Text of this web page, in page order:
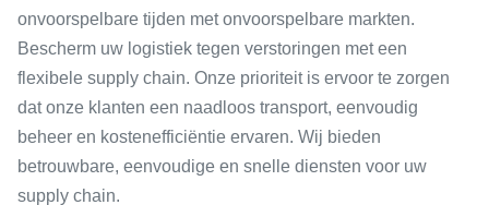
onvoorspelbare tijden met onvoorspelbare markten.
Bescherm uw logistiek tegen verstoringen met een
flexibele supply chain. Onze prioriteit is ervoor te zorgen
dat onze klanten een naadloos transport, eenvoudig
beheer en kostenefficiëntie ervaren. Wij bieden
betrouwbare, eenvoudige en snelle diensten voor uw
supply chain.